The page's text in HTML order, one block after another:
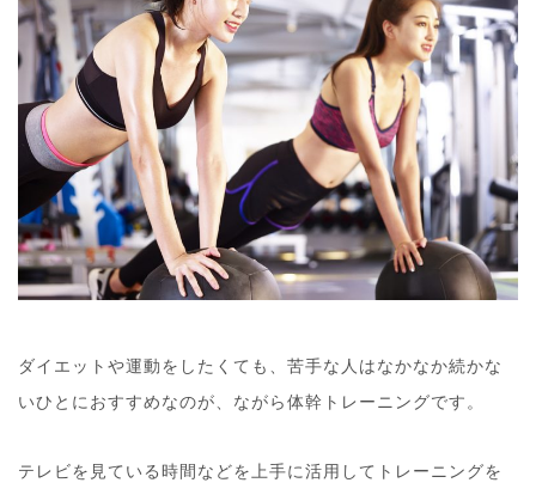
ダイエットや運動をしたくても、苦手な人はなかなか続かな
いひとにおすすめなのが、ながら体幹トレーニングです。
テレビを見ている時間などを上手に活用してトレーニングを